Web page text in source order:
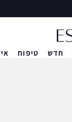
חדש טיפוח